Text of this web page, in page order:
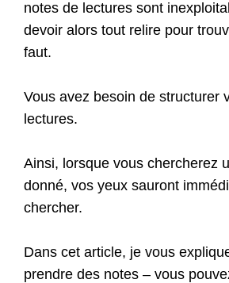
notes de lectures sont
devoir alors tout relire pour
faut.
Vous avez besoin de structurer
lectures.
Ainsi, lorsque vous chercherez
donné, vos yeux sauront
chercher.
Dans cet article, je vous
prendre des notes – vous